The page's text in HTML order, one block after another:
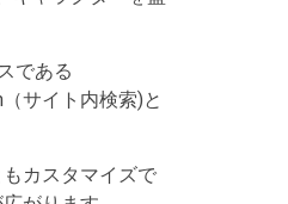
である
サイト内検索)と
カスタマイズで